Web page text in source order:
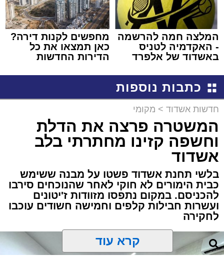
המלצה חמה להרשמה
- האקדמיה לטניס
באשדוד של אלפרד
מחפשים לקנות דירה?
כאן תמצאו את כל
הדירות החדשות
כתבות נוספות
חדשות אשדוד > מקומי
המשטרה פרצה את הדלת
וחשפה קזינו מחתרתי בלב
אשדוד
בלשי תחנת אשדוד פשטו על מבנה ששימש
כבית הימורים לא חוקי לאחר שהנוכחים סירבו
להכניסם. במקום נתפסו מזוודות ז'יטונים
ועשרות חבילות קלפים וחמישה חשודים עוכבו
לחקירה
קרא עוד